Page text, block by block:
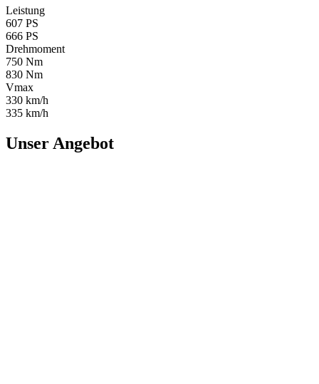
Leistung
607 PS
666 PS
Drehmoment
750 Nm
830 Nm
Vmax
330 km/h
335 km/h
Unser Angebot